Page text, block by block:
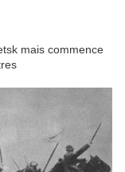
mais commence